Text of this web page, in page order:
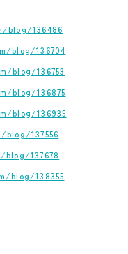
blog/136486
blog/136704
blog/136753
blog/136875
blog/136935
137556
137678
blog/138355